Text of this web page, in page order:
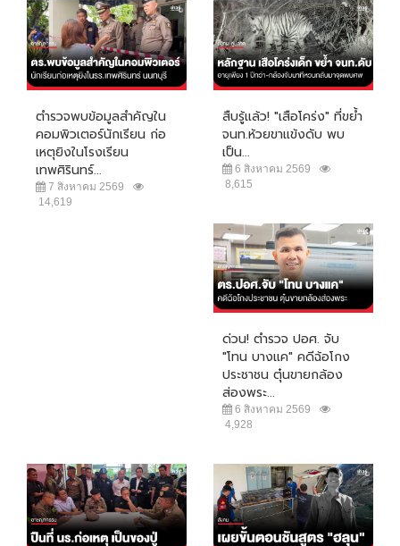
ตำรวจพบข้อมูลสำคัญใน
คอมพิวเตอร์นักเรียน ก่อ
เหตุยิงในโรงเรียน
เทพศิรินทร์...
7 สิงหาคม 2569
14,619
สืบรู้แล้ว! "เสือโคร่ง" ที่ขย้ำ
จนท.ห้วยขาแข้งดับ พบ
เป็น...
6 สิงหาคม 2569
8,615
ด่วน! ตำรวจ ปอศ. จับ
"โทน บางแค" คดีฉ้อโกง
ประชาชน ตุ๋นขายกล้อง
ส่องพระ...
6 สิงหาคม 2569
4,928